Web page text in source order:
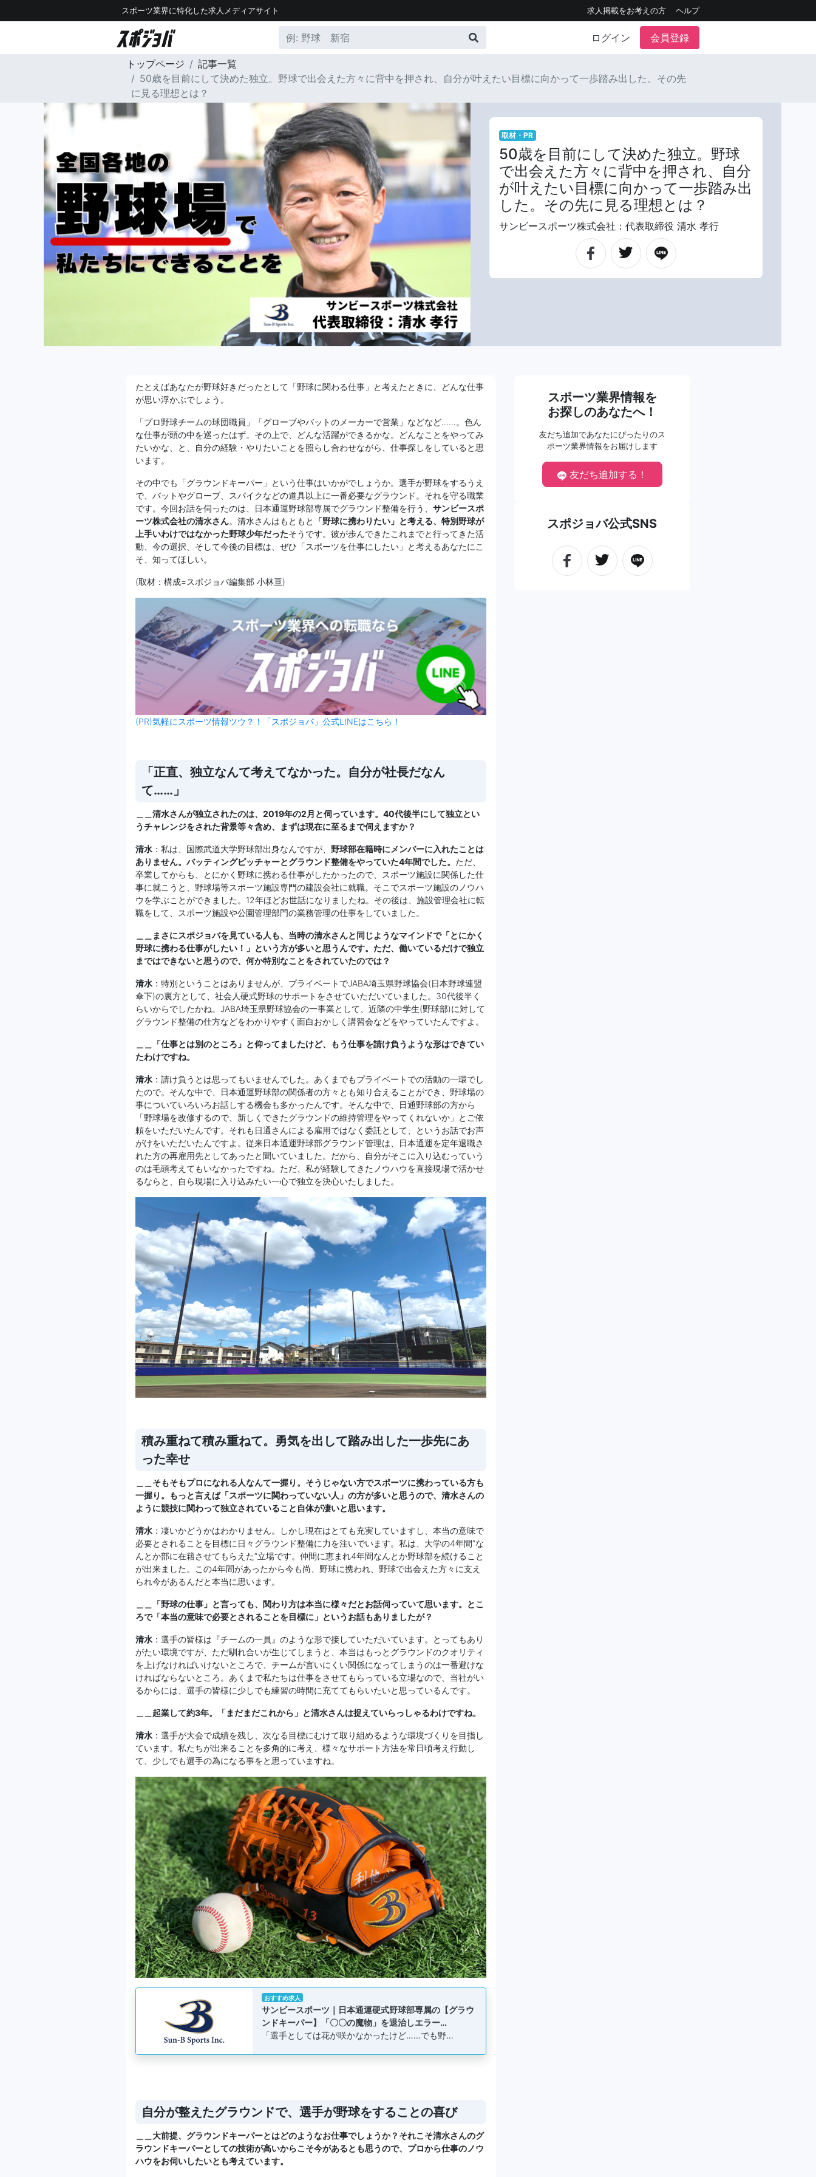
スポーツ業界に特化した求人メディアサイト 求人掲載をお考えの方 ヘルプ
ログイン 会員登録
トップページ
記事一覧
50歳を目前にして決めた独立。野球で出会えた方々に背中を押され、自分が叶えたい目標に向かって一歩踏み出した。その先
に見る理想とは？
取材・PR
50歳を目前にして決めた独立。野球
で出会えた方々に背中を押され、自分
が叶えたい目標に向かって一歩踏み出
した。その先に見る理想とは？
サンビースポーツ株式会社：代表取締役 清水 孝行
たとえばあなたが野球好きだったとして「野球に関わる仕事」と考えたときに、どんな仕事
が思い浮かぶでしょう。
「プロ野球チームの球団職員」「グローブやバットのメーカーで営業」などなど……。色ん
な仕事が頭の中を巡ったはず。その上で、どんな活躍ができるかな。どんなことをやってみ
たいかな、と、自分の経験・やりたいことを照らし合わせながら、仕事探しをしていると思
います。
その中でも「グラウンドキーパー」という仕事はいかがでしょうか。選手が野球をするうえ
で、バットやグローブ、スパイクなどの道具以上に一番必要なグラウンド。それを守る職業
です。今回お話を伺ったのは、日本通運野球部専属でグラウンド整備を行う、 サンビースポ
ーツ株式会社の清水さん。清水さんはもともと
「野球に携わりたい」と考える、特別野球が
上手いわけではなかった野球少年だったそうです。彼が歩んできたこれまでと行ってきた活
動、今の選択、そして今後の目標は、ぜひ「スポーツを仕事にしたい」と考えるあなたにこ
そ、知ってほしい。
(取材：構成=スポジョバ編集部 小林亘)
(PR)気軽にスポーツ情報ツウ？！「スポジョバ」公式LINEはこちら！
「正直、独立なんて考えてなかった。自分が社長だなん
て……」
＿＿清水さんが独立されたのは、2019年の2月と伺っています。40代後半にして独立とい
うチャレンジをされた背景等々含め、まずは現在に至るまで伺えますか？
清水 ：私は、国際武道大学野球部出身なんですが、 野球部在籍時にメンバーに入れたことは
ありません。バッティングピッチャーとグラウンド整備をやっていた4年間でした。 ただ、
卒業してからも、とにかく野球に携わる仕事がしたかったので、スポーツ施設に関係した仕
事に就こうと、野球場等スポーツ施設専門の建設会社に就職。そこでスポーツ施設のノウハ
ウを学ぶことができました。12年ほどお世話になりましたね。その後は、施設管理会社に転
職をして、スポーツ施設や公園管理部門の業務管理の仕事をしていました。
＿＿まさにスポジョバを見ている人も、当時の清水さんと同じようなマインドで「とにかく
野球に携わる仕事がしたい！」という方が多いと思うんです。ただ、働いているだけで独立
まではできないと思うので、何か特別なことをされていたのでは？
清水 ：特別ということはありませんが、プライベートでJABA埼玉県野球協会(日本野球連盟
傘下)の裏方として、社会人硬式野球のサポートをさせていただいていました。30代後半く
らいからでしたかね。JABA埼玉県野球協会の一事業として、近隣の中学生(野球部)に対して
グラウンド整備の仕方などをわかりやすく面白おかしく講習会などをやっていたんですよ。
＿＿「仕事とは別のところ」と仰ってましたけど、もう仕事を請け負うような形はできてい
たわけですね。
清水 ：請け負うとは思ってもいませんでした。あくまでもプライベートでの活動の一環でし
たので。そんな中で、日本通運野球部の関係者の方々とも知り合えることができ、野球場の
事についていろいろお話しする機会も多かったんです。そんな中で、日通野球部の方から
「野球場を改修するので、新しくできたグラウンドの維持管理をやってくれないか」とご依
頼をいただいたんです。それも日通さんによる雇用ではなく委託として、というお話でお声
がけをいただいたんですよ。従来日本通運野球部グラウンド管理は、日本通運を定年退職さ
れた方の再雇用先としてあったと聞いていました。だから、自分がそこに入り込むっていう
のは毛頭考えてもいなかったですね。ただ、私が経験してきたノウハウを直接現場で活かせ
るならと、自ら現場に入り込みたい一心で独立を決心いたしました。
積み重ねて積み重ねて。勇気を出して踏み出した一歩先にあ
った幸せ
＿＿そもそもプロになれる人なんて一握り。そうじゃない方でスポーツに携わっている方も
一握り。もっと言えば「スポーツに関わっていない人」の方が多いと思うので、清水さんの
ように競技に関わって独立されていること自体が凄いと思います。
清水 ：凄いかどうかはわかりません。しかし現在はとても充実していますし、本当の意味で
必要とされることを目標に日々グラウンド整備に力を注いでいます。私は、大学の4年間”な
んとか部に在籍させてもらえた”立場です。仲間に恵まれ4年間なんとか野球部を続けること
が出来ました。この4年間があったから今も尚、野球に携われ、野球で出会えた方々に支え
られ今があるんだと本当に思います。
＿＿「野球の仕事」と言っても、関わり方は本当に様々だとお話伺っていて思います。とこ
ろで「本当の意味で必要とされることを目標に」というお話もありましたが？
清水 ：選手の皆様は『チームの一員』のような形で接していただいています。とってもあり
がたい環境ですが、ただ馴れ合いが生じてしまうと、本当はもっとグラウンドのクオリティ
を上げなければいけないところで、チームが言いにくい関係になってしまうのは一番避けな
ければならないところ。あくまで私たちは仕事をさせてもらっている立場なので、当社がい
るからには、選手の皆様に少しでも練習の時間に充ててもらいたいと思っているんです。
＿＿起業して約3年。「まだまだこれから」と清水さんは捉えていらっしゃるわけですね。
清水 ：選手が大会で成績を残し、次なる目標にむけて取り組めるような環境づくりを目指し
ています。私たちが出来ることを多角的に考え、様々なサポート方法を常日頃考え行動し
て、少しでも選手の為になる事をと思っていますね。
おすすめ求人
サンビースポーツ｜日本通運硬式野球部専属の【グラウ
ンドキーパー】「〇〇の魔物」を退治しエラー…
「選手としては花が咲かなかったけど……でも野…
自分が整えたグラウンドで、選手が野球をすることの喜び
＿＿大前提、グラウンドキーパーとはどのようなお仕事でしょうか？それこそ清水さんのグ
ラウンドキーパーとしての技術が高いからこそ今があるとも思うので、プロから仕事のノウ
ハウをお伺いしたいとも考えています。
スポーツ業界情報を
お探しのあなたへ！
友だち追加であなたにぴったりのス
ポーツ業界情報をお届けします
友だち追加する！
スポジョバ公式SNS